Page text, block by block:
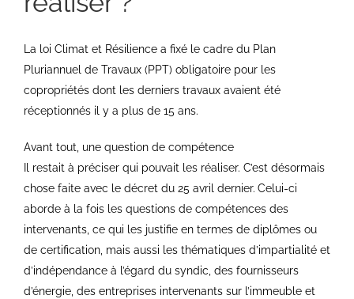
La loi Climat et Résilience a fixé le cadre du Plan
Pluriannuel de Travaux (PPT) obligatoire pour les
copropriétés dont les derniers travaux avaient été
réceptionnés il y a plus de 15 ans.
Avant tout, une question de compétence
Il restait à préciser qui pouvait les réaliser. C’est désormais
chose faite avec le décret du 25 avril dernier. Celui-ci
aborde à la fois les questions de compétences des
intervenants, ce qui les justifie en termes de diplômes ou
de certification, mais aussi les thématiques d’impartialité et
d’indépendance à l’égard du syndic, des fournisseurs
d’énergie, des entreprises intervenants sur l’immeuble et